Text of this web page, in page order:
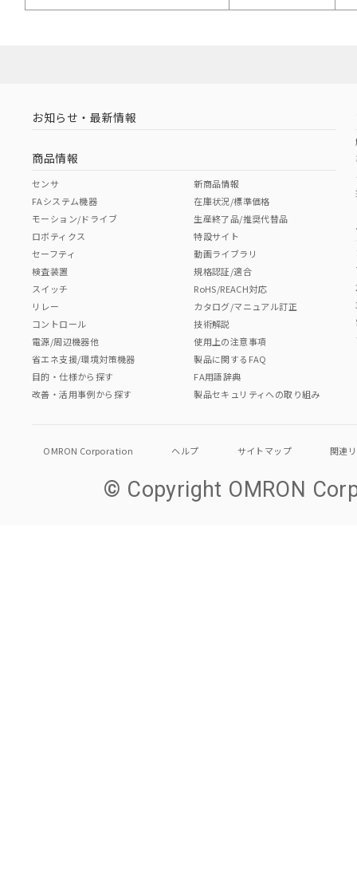
お知らせ・最新情報
商品情報
センサ
FAシステム機器
モーション/ドライブ
ロボティクス
セーフティ
検査装置
スイッチ
リレー
コントロール
電源/周辺機器他
省エネ支援/環境対策機器
目的・仕様から探す
改善・活用事例から探す
新商品情報
在庫状況/標準価格
生産終了品/推奨代替品
特設サイト
動画ライブラリ
規格認証/適合
RoHS/REACH対応
カタログ/マニュアル訂正
技術解説
使用上の注意事項
製品に関するFAQ
FA用語辞典
製品セキュリティへの取り組み
OMRON Corporation ヘルプ サイトマップ 関連
© Copyright OMRON